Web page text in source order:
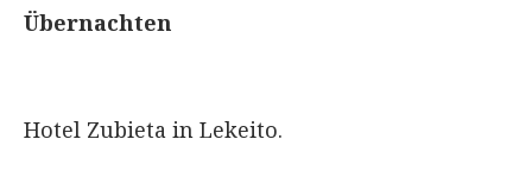
Übernachten
Hotel Zubieta in Lekeito.